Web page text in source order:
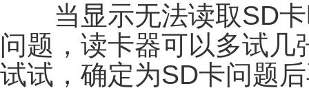
当显示无法读取SD卡
问题，读卡器可以多试
试试，确定为SD卡问题